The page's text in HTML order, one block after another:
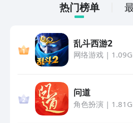
热门榜单
乱斗西游2
网络游戏|
问道
角色扮演 |